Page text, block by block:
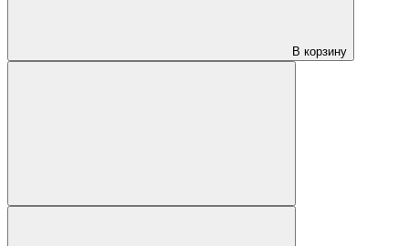
В корзину